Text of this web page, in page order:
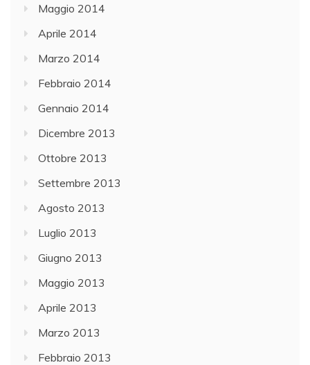
Maggio 2014
Aprile 2014
Marzo 2014
Febbraio 2014
Gennaio 2014
Dicembre 2013
Ottobre 2013
Settembre 2013
Agosto 2013
Luglio 2013
Giugno 2013
Maggio 2013
Aprile 2013
Marzo 2013
Febbraio 2013